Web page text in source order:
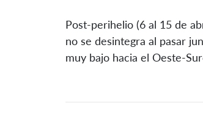
Post-perihelio (6 al 15 de
no se desintegra al pasar
muy bajo hacia el Oeste-